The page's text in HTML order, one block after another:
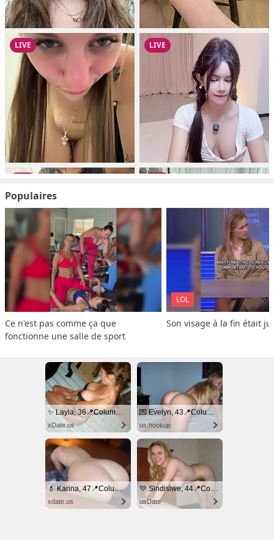
Populaires
Ce n'est pas comme ça que
fonctionne une salle de sport
LOL
Son visage à la fin était